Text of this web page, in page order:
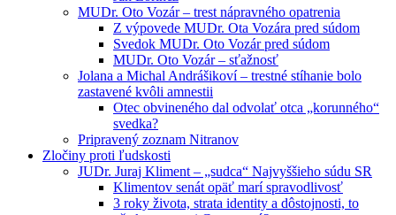
MUDr. Oto Vozár – trest nápravného opatrenia
Z výpovede MUDr. Ota Vozára pred súdom
Svedok MUDr. Oto Vozár pred súdom
MUDr. Oto Vozár – sťažnosť
Jolana a Michal Andrášikoví – trestné stíhanie bolo
zastavené kvôli amnestii
Otec obvineného dal odvolať otca „korunného“
svedka?
Pripravený zoznam Nitranov
Zločiny proti ľudskosti
JUDr. Juraj Kliment – „sudca“ Najvyššieho súdu SR
Klimentov senát opäť marí spravodlivosť
3 roky života, strata identity a dôstojnosti, to